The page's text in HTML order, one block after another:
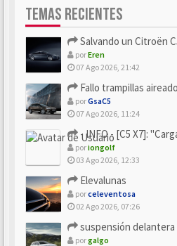
TEMAS RECIENTES
Salvando un Citroën C5 del
porEren
07 Ago 2026, 21:42
Fallo trampillas
porGsaC5
07 Ago 2026, 11:24
- INFO - [C5 X7]: "Carga
poriongolf
03 Ago 2026, 12:33
Elevalunas
porceleventosa
02 Ago 2026, 07:26
suspensión delantera
porgalgo